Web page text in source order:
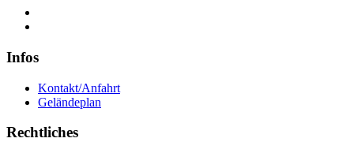
Infos
Kontakt/Anfahrt
Geländeplan
Rechtliches